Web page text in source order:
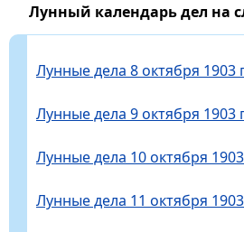
Лунный календарь дел на
Лунные дела 8 октября 1903
Лунные дела 9 октября 1903
Лунные дела 10 октября
Лунные дела 11 октября